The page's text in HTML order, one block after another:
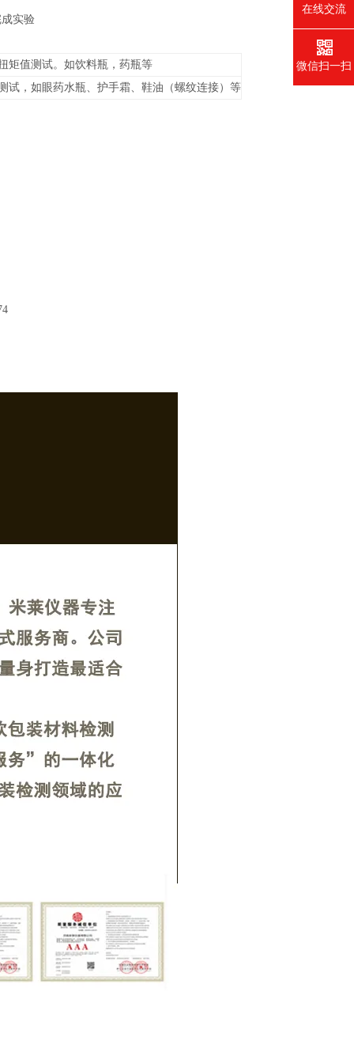
实验
矩值测试。如饮料瓶，药瓶等
试，如眼药水瓶、护手霜、鞋油（螺纹连接）等
在线交流
微信扫一扫